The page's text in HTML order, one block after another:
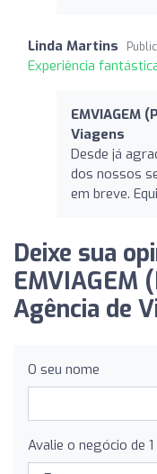
Linda Martins
Experiência
EMVIAGEM
Viagens
Desde já
dos nossos
em breve.
Deixe sua
EMVIAGEM
Agência de
O seu nome
Avalie o negócio de